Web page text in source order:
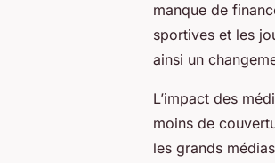
manque de
sportives et les
ainsi un
L’impact des
moins de
les grands